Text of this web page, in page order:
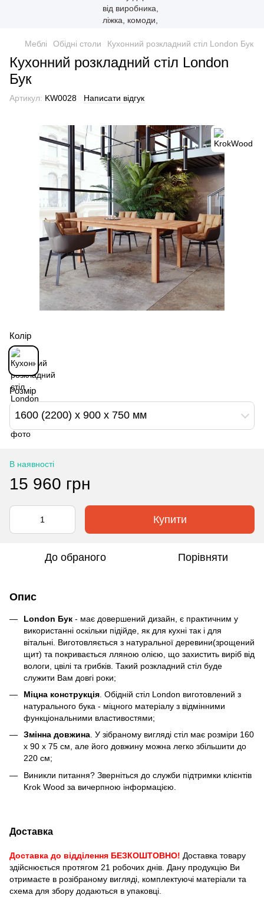
Меблі Обідні столи Кухонний розкладний стіл London Бук
Кухонний розкладний стіл London
Бук
Артикул: KW0028 Написати відгук
Колір
Розмір
1600 (2200) x 900 x 750 мм
В наявності
15 960 грн
Купити
До обраного Порівняти
Опис
London Бук - має довершений дизайн, є практичним у
використанні оскільки підійде, як для кухні так і для
вітальні. Виготовляється з натуральної деревини(зрощений
щит) та покривається лляною олією, що захистить виріб від
вологи, цвілі та грибків. Такий розкладний стіл буде
служити Вам довгі роки;
Міцна конструкція . Обідній стіл London виготовлений з
натурального бука - міцного матеріалу з відмінними
функціональними властивостями;
Змінна довжина. У зібраному вигляді стіл має розміри 160
х 90 х 75 см, але його довжину можна легко збільшити до
220 см;
Виникли питання? Зверніться до служби підтримки клієнтів
Krok Wood за вичерпною інформацією.
Доставка
Доставка до відділення БЕЗКОШТОВНО! Доставка товару
здійснюється протягом 21 робочих днів. Дану продукцію Ви
отримаєте в розібраному вигляді, комплектуючі матеріали та
схема для збору додаються в упаковці.